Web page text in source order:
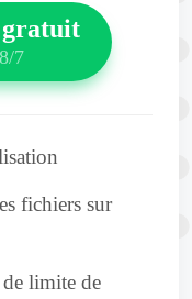
gratuit
7
fichiers sur
limite de